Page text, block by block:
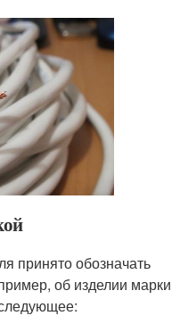
принято обозначать
об изделии марки